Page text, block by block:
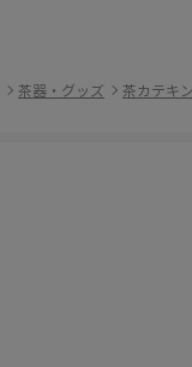
茶器・グッズ 茶カテキ